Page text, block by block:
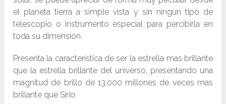
el planeta tierra a simple vista y sin ningún tipo de
telescopio o instrumento especial para percibirla en
toda su dimensión.
Presenta la característica de ser la estrella mas brillante
que la estrella brillante del universo, presentando una
magnitud de brillo de 13.000 millones de veces mas
brillante que Sirio.